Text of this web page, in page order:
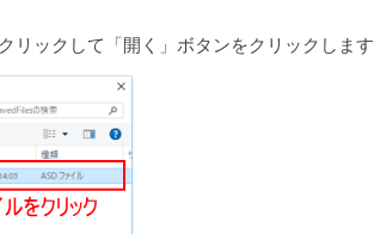
ックして「開く」ボタンをクリックします